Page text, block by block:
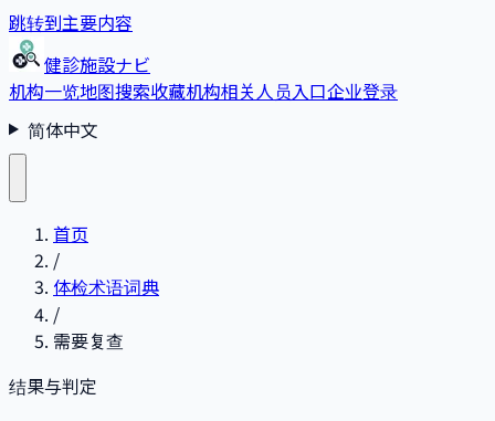
跳转到主要内容
健診施設ナビ
机构一览地图搜索收藏机构相关人员入口企业登录
简体中文
首页
/
体检术语词典
/
需要复查
结果与判定